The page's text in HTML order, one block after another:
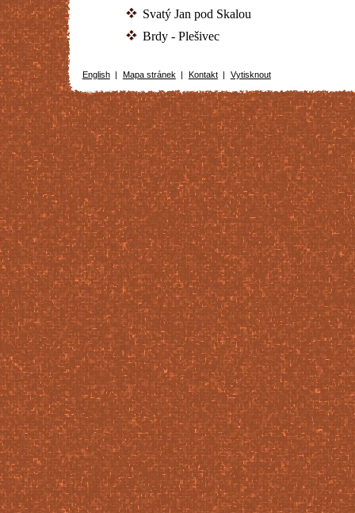
Svatý Jan pod Skalou
Brdy - Plešivec
English| Mapa stránek| Kontakt| Vytisknout